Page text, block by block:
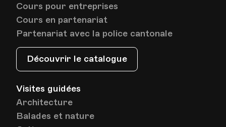
Cours pour entreprises
Cours en partenariat
Partenariat avec la police cantonale
Découvrir le catalogue
Visites guidées
Architecture
Balades et nature